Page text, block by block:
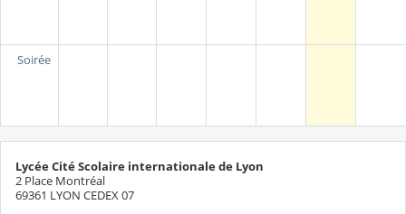
Soirée
Lycée Cité Scolaire internationale de Lyon
2 Place Montréal
69361 LYON CEDEX 07